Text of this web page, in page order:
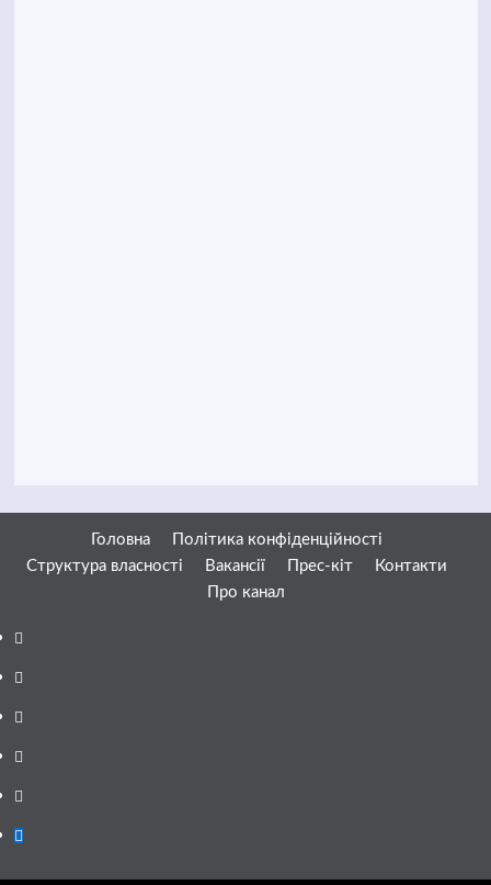
Головна
Політика конфіденційності
Структура власності
Вакансії Прес-кіт
Контакти
Про канал
Facebook
YouTube
Telegram
Instagram
Twitter
Google